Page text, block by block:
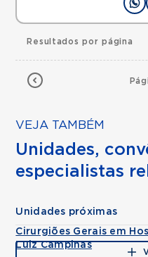
Resultados por página
VEJA TAMBÉM
Unidades,
especialistas
Unidades próximas
Cirurgiões Gerais em
Luiz Campinas